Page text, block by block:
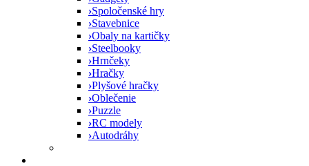
›Spoločenské hry
›Stavebnice
›Obaly na kartičky
›Steelbooky
›Hrnčeky
›Hračky
›Plyšové hračky
›Oblečenie
›Puzzle
›RC modely
›Autodráhy